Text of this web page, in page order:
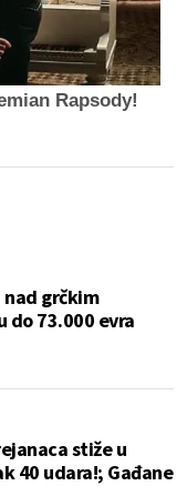
Rapsody!
grčkim
do 73.000 evra
stiže u
40 udara!; Gađane